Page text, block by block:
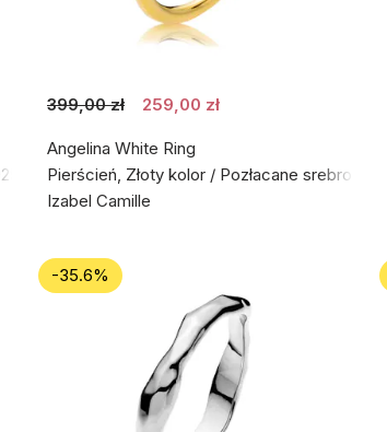
399,00 zł 259,00 zł
Angelina White Ring
Pierścień, Złoty kolor / Pozłacane srebro
Izabel Camille
-35.6%